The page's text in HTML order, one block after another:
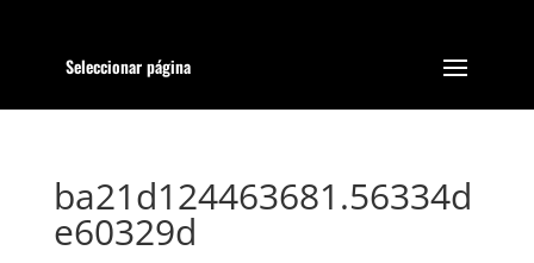
Seleccionar página
ba21d124463681.56334d
e60329d